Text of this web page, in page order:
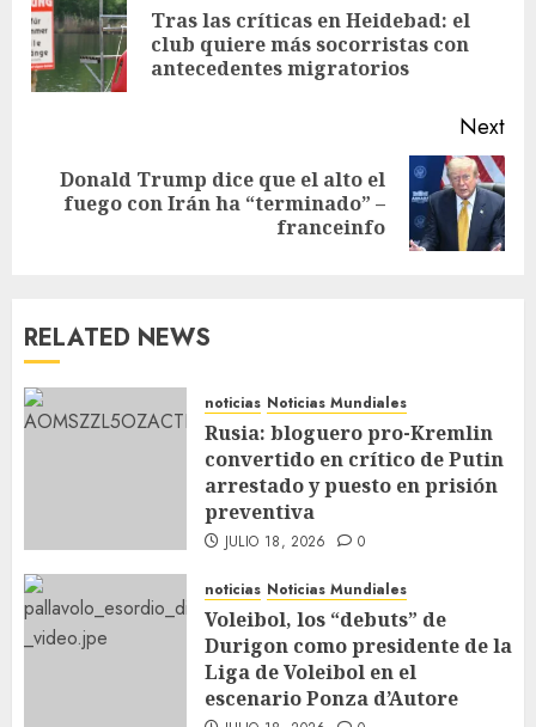
Tras las críticas en Heidebad: el
club quiere más socorristas con
antecedentes migratorios
Next
Donald Trump dice que el alto el
fuego con Irán ha “terminado” –
franceinfo
RELATED NEWS
noticias Noticias Mundiales
Rusia: bloguero pro-Kremlin
convertido en crítico de Putin
arrestado y puesto en prisión
preventiva
JULIO 18, 2026 0
noticias Noticias Mundiales
Voleibol, los “debuts” de
Durigon como presidente de la
Liga de Voleibol en el
escenario Ponza d’Autore